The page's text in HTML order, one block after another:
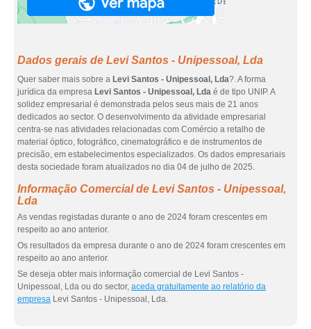
Dados gerais de Levi Santos - Unipessoal, Lda
Quer saber mais sobre a Levi Santos - Unipessoal, Lda?. A forma
jurídica da empresa Levi Santos - Unipessoal, Lda é de tipo UNIP. A
solidez empresarial é demonstrada pelos seus mais de 21 anos
dedicados ao sector. O desenvolvimento da atividade empresarial
centra-se nas atividades relacionadas com Comércio a retalho de
material óptico, fotográfico, cinematográfico e de instrumentos de
precisão, em estabelecimentos especializados. Os dados empresariais
desta sociedade foram atualizados no dia 04 de julho de 2025.
Informação Comercial de Levi Santos - Unipessoal,
Lda
As vendas registadas durante o ano de 2024 foram crescentes em
respeito ao ano anterior.
Os resultados da empresa durante o ano de 2024 foram crescentes em
respeito ao ano anterior.
Se deseja obter mais informação comercial de Levi Santos -
Unipessoal, Lda ou do sector, aceda gratuitamente ao relatório da
empresa Levi Santos - Unipessoal, Lda.